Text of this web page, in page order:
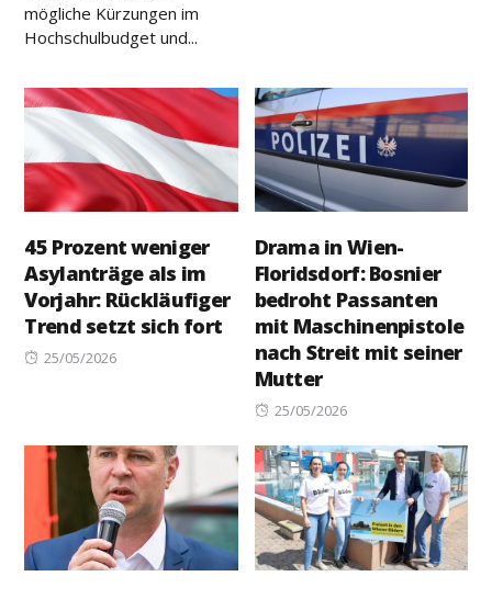
mögliche Kürzungen im
Hochschulbudget und...
45 Prozent weniger
Asylanträge als im
Vorjahr: Rückläufiger
Trend setzt sich fort
Posted
25/05/2026
Drama in Wien-
Floridsdorf: Bosnier
bedroht Passanten
mit Maschinenpistole
nach Streit mit seiner
Mutter
Posted
25/05/2026